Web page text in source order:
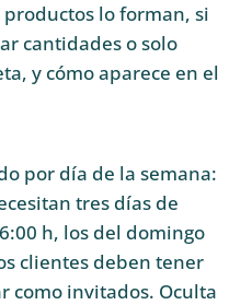
lo forman, si
cantidades o solo
y cómo aparece en el
por día de la semana:
tres días de
h, los del domingo
clientes deben tener
como invitados. Oculta